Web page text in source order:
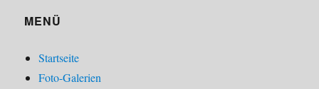
MENÜ
Startseite
Foto-Galerien